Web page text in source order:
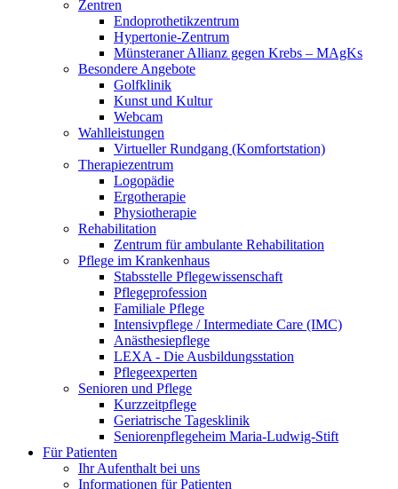
Zentren
Endoprothetikzentrum
Hypertonie-Zentrum
Münsteraner Allianz gegen Krebs – MAgKs
Besondere Angebote
Golfklinik
Kunst und Kultur
Webcam
Wahlleistungen
Virtueller Rundgang (Komfortstation)
Therapiezentrum
Logopädie
Ergotherapie
Physiotherapie
Rehabilitation
Zentrum für ambulante Rehabilitation
Pflege im Krankenhaus
Stabsstelle Pflegewissenschaft
Pflegeprofession
Familiale Pflege
Intensivpflege / Intermediate Care (IMC)
Anästhesiepflege
LEXA - Die Ausbildungsstation
Pflegeexperten
Senioren und Pflege
Kurzzeitpflege
Geriatrische Tagesklinik
Seniorenpflegeheim Maria-Ludwig-Stift
Für Patienten
Ihr Aufenthalt bei uns
Informationen für Patienten